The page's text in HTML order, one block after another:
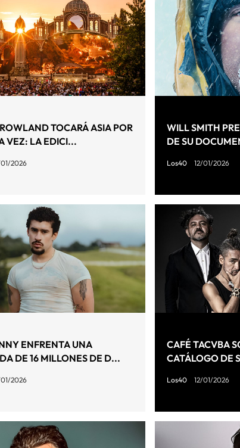
TOCARÁ ASIA POR
VEZ: LA EDICI...
2026
WILL SMITH
DE SU
Los40 12/01/2026
ENFRENTA UNA
DE 16 MILLONES DE D...
2026
CAFÉ TACVBA
CATÁLOGO DE
Los40 12/01/2026